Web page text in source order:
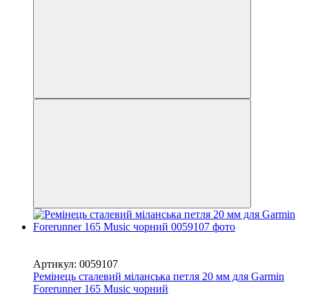
Артикул: 0059107
Ремінець сталевий міланська петля 20 мм для Garmin
Forerunner 165 Music чорний